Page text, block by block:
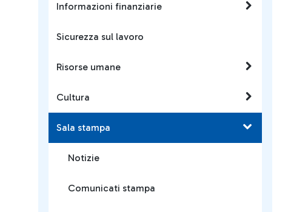
Informazioni finanziarie
Sicurezza sul lavoro
Risorse umane
Cultura
Sala stampa
Notizie
Comunicati stampa